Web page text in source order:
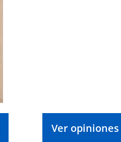
Ver opiniones